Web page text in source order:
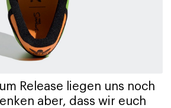
Release liegen uns noch
aber, dass wir euch